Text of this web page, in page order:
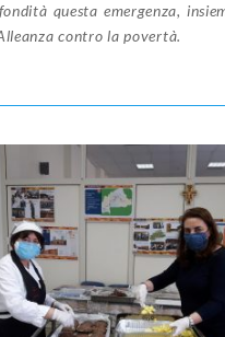
questa emergenza,
contro la povertà.